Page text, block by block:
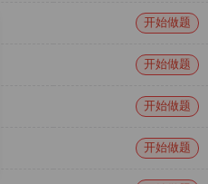
开始做题
开始做题
开始做题
开始做题